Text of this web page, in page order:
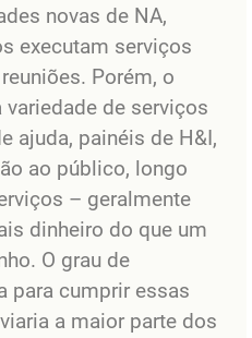
novas de NA,
executam serviços
Porém, o
de serviços
ajuda, painéis de H&I,
ao público, longo
– geralmente
dinheiro do que um
O grau de
para cumprir essas
a maior parte dos